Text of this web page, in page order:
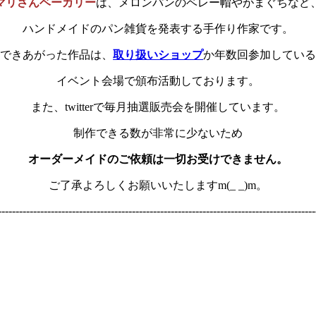
ハンドメイドのパン雑貨を発表する手作り作家です。
できあがった作品は、 取り扱いショップか年数回参加している
イベント会場で頒布活動しております。
また、twitterで毎月抽選販売会を開催しています。
制作できる数が非常に少ないため
オーダーメイドのご依頼は一切お受けできません。
ご了承よろしくお願いいたしますm(_ _)m。